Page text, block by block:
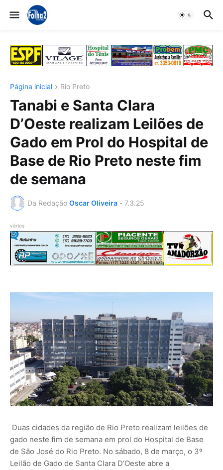
Página inicial Rio Preto
Tanabi e Santa Clara
D’Oeste realizam Leilões de
Gado em Prol do Hospital de
Base de Rio Preto neste fim
de semana
Da Redação Oscar Oliveira - 7.3.25
vários
Duas cidades da região de Rio Preto realizam leilões de
gado neste fim de semana em prol do Hospital de Base
de São José do Rio Preto. No sábado, 8 de março, o 3º
Leilão de Gado de Santa Clara D’Oeste abre a